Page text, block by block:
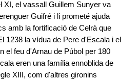
XI, el vassall Guillem Sunyer va
Guifré i li prometé ajuda
amb la fortificació de Celrà que
1238 la vídua de Pere d'Escala i el
el feu d'Arnau de Púbol per 180
eren una família ennoblida de
XIII, com d'altres gironins